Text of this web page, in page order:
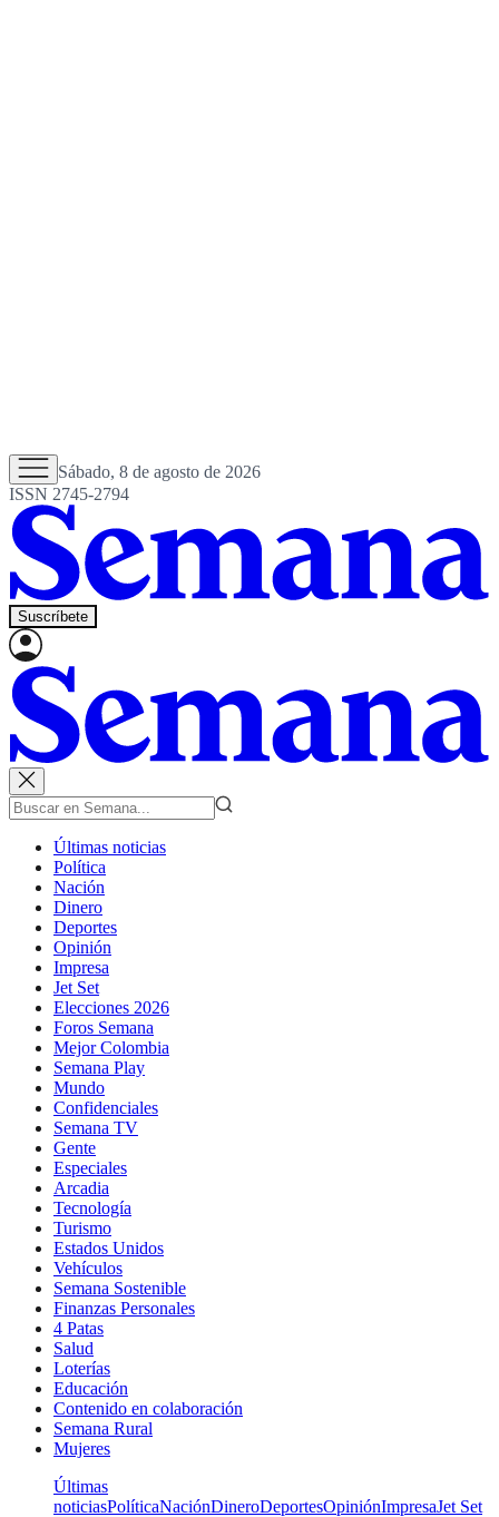
Sábado, 8 de agosto de 2026
ISSN 2745-2794
Suscríbete
Últimas noticias
Política
Nación
Dinero
Deportes
Opinión
Impresa
Jet Set
Elecciones 2026
Foros Semana
Mejor Colombia
Semana Play
Mundo
Confidenciales
Semana TV
Gente
Especiales
Arcadia
Tecnología
Turismo
Estados Unidos
Vehículos
Semana Sostenible
Finanzas Personales
4 Patas
Salud
Loterías
Educación
Contenido en colaboración
Semana Rural
Mujeres
Últimas
noticiasPolíticaNaciónDineroDeportesOpiniónImpresaJet Set